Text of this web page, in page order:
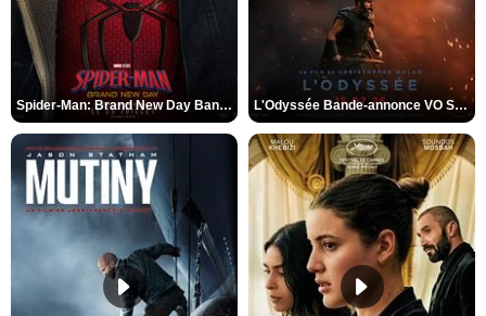
Spider-Man: Brand New Day Bande-annonce VO STFR L'Odyssée Bande-annonce VO STFR